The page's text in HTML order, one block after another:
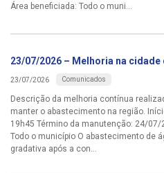
Área beneficiada: Todo o muni...
23/07/2026 – Melhoria na cidade
23/07/2026 Comunicados
Descrição da melhoria contínua
manter o abastecimento na região.
19h45 Término da manutenção: 24/
Todo o município O abastecimento de
gradativa após a con...